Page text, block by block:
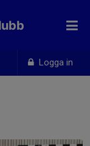
Logga in